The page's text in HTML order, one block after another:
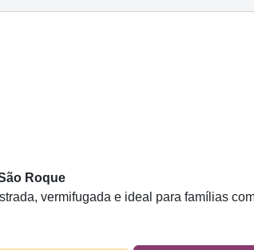
Roque
vermifugada e ideal para famílias